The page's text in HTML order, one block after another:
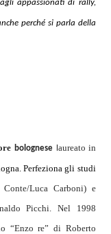
appassionati di rally,
perché si parla della
bolognese
aureato in
Perfeziona gli studi
Conte/Luca Carboni) e
Picchi. Nel 1998
“Enzo re” di Roberto